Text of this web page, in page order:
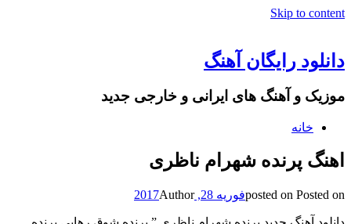
Skip to content
دانلود رایگان آهنگ
موزیک و آهنگ های ایرانی و خارجی جدید
خانه
اهنگ پرنده شهرام ناظری
posted on Posted on فوریه 28, 2017 Author